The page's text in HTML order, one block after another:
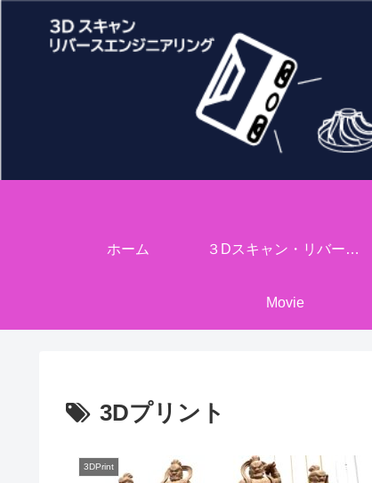
ホーム ３Dスキャン・リバースエンジニアリング
Movie
3Dプリント
3DPrint